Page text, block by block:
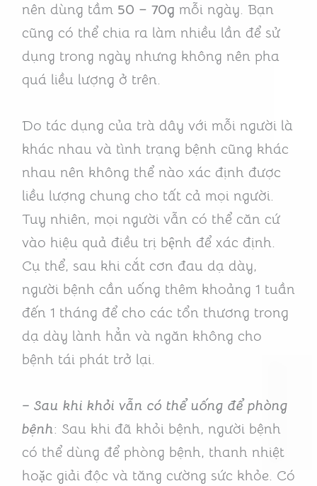
nên dùng tầm 50 – 70g mỗi ngày. Bạn
cũng có thể chia ra làm nhiều lần để sử
dụng trong ngày nhưng không nên pha
quá liều lượng ở trên.
Do tác dụng của trà dây với mỗi người là
khác nhau và tình trạng bệnh cũng khác
nhau nên không thể nào xác định được
liều lượng chung cho tất cả mọi người.
Tuy nhiên, mọi người vẫn có thể căn cứ
vào hiệu quả điều trị bệnh để xác định.
Cụ thể, sau khi cắt cơn đau dạ dày,
người bệnh cần uống thêm khoảng 1 tuần
đến 1 tháng để cho các tổn thương trong
dạ dày lành hẳn và ngăn không cho
bệnh tái phát trở lại.
– Sau khi khỏi vẫn có thể uống để phòng
bệnh: Sau khi đã khỏi bệnh, người bệnh
có thể dùng để phòng bệnh, thanh nhiệt
hoặc giải độc và tăng cường sức khỏe. Có